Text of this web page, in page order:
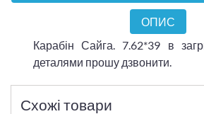
ОПИС
Карабін Сайга. 7.62*39 в
деталями прошу дзвонити.
Схожі товари